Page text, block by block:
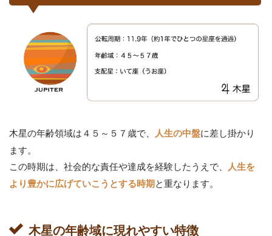
木星の年齢領域は４５～５７歳で、 人生の中盤に差し掛かり
ます。
この時期は、社会的な責任や達成を経験したうえで、 人生を
より豊かに広げていこうとする時期と重なります。
木星の年齢域に現れやすい特徴